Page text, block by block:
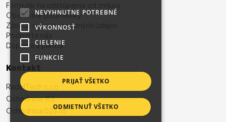
Formulár na odstúpenie od zmluvy
Obchodné podmienky
Zásady ochrany osobných údajov
Podporte nás
Doprava a platba
Kontakt
RadolTech s.r.o
Ochodnica 185
Ochodnica 023 35
NEVYHNUTNE POTREBNÉ
VÝKONNOSŤ
CIELENIE
FUNKCIE
PRIJAŤ VŠETKO
ODMIETNUŤ VŠETKO